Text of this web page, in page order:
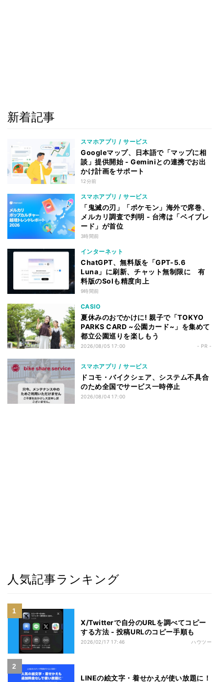
新着記事
スマホアプリ / サービス
Googleマップ、日本語で「マップに相
談」提供開始 - Geminiとの連携でお出
かけ計画をサポート
12分前
スマホアプリ / サービス
「鬼滅の刃」「ポケモン」海外で席巻、
メルカリ調査で判明 - 台湾は「ベイブレ
ード」が首位
3時間前
インターネット
ChatGPT、無料版を「GPT-5.6
Luna」に刷新、チャット無制限に 有
料版のSolも精度向上
9時間前
CASIO
夏休みのおでかけに! 親子で「TOKYO
PARKS CARD ~公園カード~」を集めて
都立公園巡りを楽しもう
2026/08/05 17:00 - PR -
スマホアプリ / サービス
ドコモ・バイクシェア、システム不具合
のため全国でサービス一時停止
2026/08/04 17:00
人気記事ランキング
X/Twitterで自分のURLを調べてコピー
する方法 - 投稿URLのコピー手順も
2026/02/17 17:46 ハウツー
LINEの絵文字・着せかえが使い放題に！